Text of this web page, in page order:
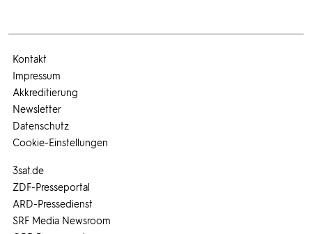
3sat.de
ZDF-Presseportal
ARD-Pressedienst
SRF Media Newsroom
Kontakt
Impressum
Akkreditierung
Newsletter
Datenschutz
Cookie-Einstellungen